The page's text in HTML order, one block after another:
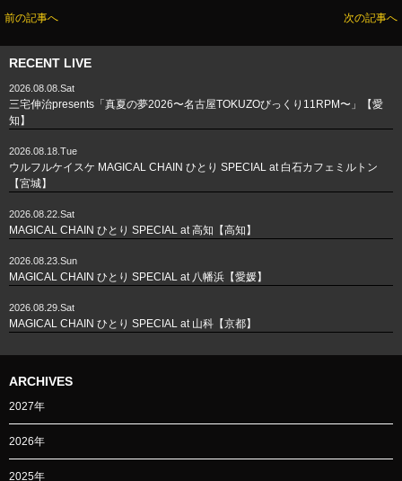
前の記事へ 次の記事へ
RECENT LIVE
2026.08.08.Sat
三宅伸治presents「真夏の夢2026〜名古屋TOKUZOびっくり11RPM〜」【愛
知】
2026.08.18.Tue
ウルフルケイスケ MAGICAL CHAIN ひとり SPECIAL at 白石カフェミルトン
【宮城】
2026.08.22.Sat
MAGICAL CHAIN ひとり SPECIAL at 高知【高知】
2026.08.23.Sun
MAGICAL CHAIN ひとり SPECIAL at 八幡浜【愛媛】
2026.08.29.Sat
MAGICAL CHAIN ひとり SPECIAL at 山科【京都】
ARCHIVES
2027年
2026年
2025年